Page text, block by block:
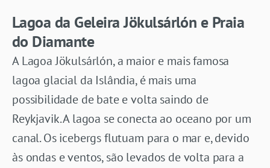
Lagoa da Geleira Jökulsárlón e Praia
do Diamante
A Lagoa Jökulsárlón, a maior e mais famosa
lagoa glacial da Islândia, é mais uma
possibilidade de bate e volta saindo de
Reykjavik. A lagoa se conecta ao oceano por um
canal. Os icebergs flutuam para o mar e, devido
às ondas e ventos, são levados de volta para a